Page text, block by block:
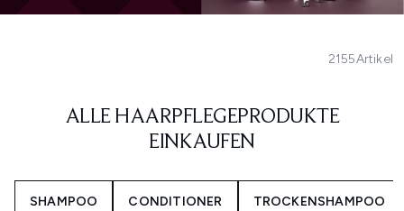
2155Artikel
ALLE HAARPFLEGEPRODUKTE
EINKAUFEN
SHAMPOO CONDITIONER TROCKENSHAMPOO